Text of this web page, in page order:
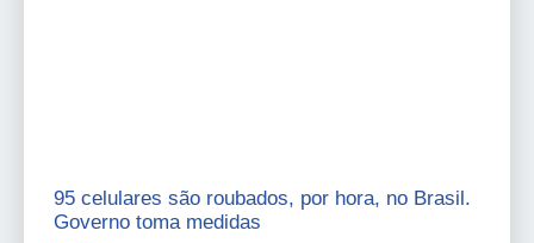
95 celulares são roubados, por hora, no Brasil.
Governo toma medidas